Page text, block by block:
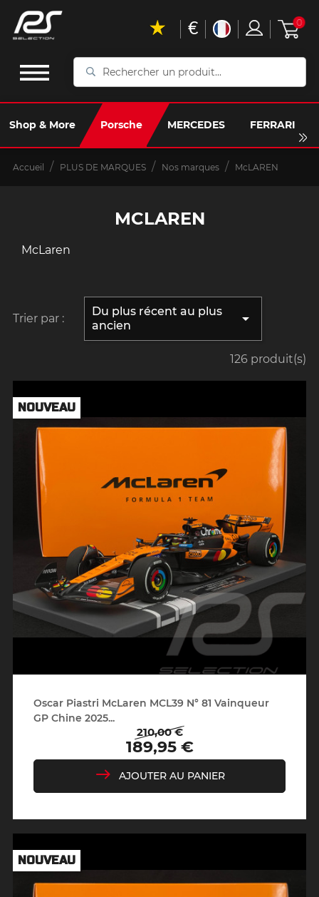
Rechercher
produit...
Shop & More Porsche MERCEDES FERRARI
€ 0
Accueil PLUS DE MARQUES Nos marques McLAREN
MCLAREN
McLaren
Trier par :
Du plus récent au plus
ancien

126 produit(s)
Oscar Piastri McLaren MCL39 N° 81 Vainqueur
GP Chine 2025...
Prix
de
base
210,00 €
Prix
189,95 €
AJOUTER AU PANIER
NOUVEAU
NOUVEAU